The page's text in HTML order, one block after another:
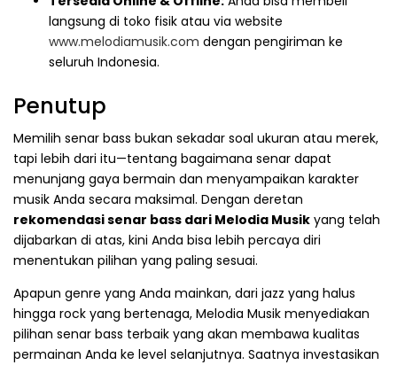
langsung di toko fisik atau via website
www.melodiamusik.com dengan pengiriman ke
seluruh Indonesia.
Penutup
Memilih senar bass bukan sekadar soal ukuran atau merek,
tapi lebih dari itu—tentang bagaimana senar dapat
menunjang gaya bermain dan menyampaikan karakter
musik Anda secara maksimal. Dengan deretan
rekomendasi senar bass dari Melodia Musik yang telah
dijabarkan di atas, kini Anda bisa lebih percaya diri
menentukan pilihan yang paling sesuai.
Apapun genre yang Anda mainkan, dari jazz yang halus
hingga rock yang bertenaga, Melodia Musik menyediakan
pilihan senar bass terbaik yang akan membawa kualitas
permainan Anda ke level selanjutnya. Saatnya investasikan